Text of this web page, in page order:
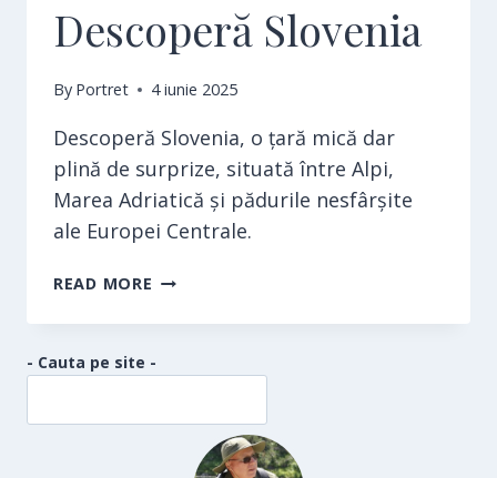
Descoperă Slovenia
By Portret 4 iunie 2025
Descoperă Slovenia, o țară mică dar
plină de surprize, situată între Alpi,
Marea Adriatică și pădurile nesfârșite
ale Europei Centrale.
READ MORE DESCOPERĂ
- Cauta pe site -